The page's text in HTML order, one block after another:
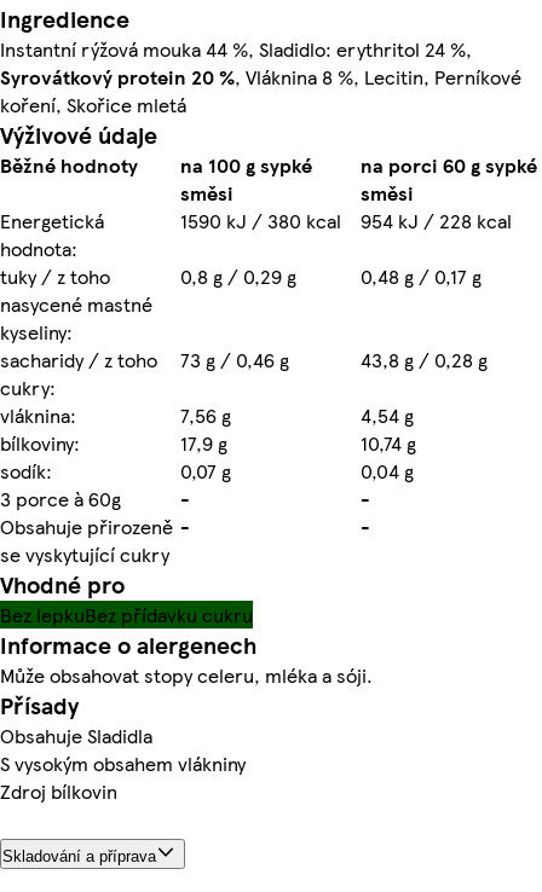
Ingredience
Instantní rýžová mouka 44 %, Sladidlo: erythritol 24 %,
Syrovátkový protein 20 %, Vláknina 8 %, Lecitin, Perníkové
koření, Skořice mletá
Výživové údaje
Běžné hodnoty
na 100 g sypké
směsi
na porci 60 g sypké
směsi
Energetická
hodnota:
1590 kJ / 380 kcal
954 kJ / 228 kcal
tuky / z toho
nasycené mastné
kyseliny:
0,8 g / 0,29 g 0,48 g / 0,17 g
sacharidy / z toho
cukry:
73 g / 0,46 g
43,8 g / 0,28 g
vláknina:
7,56 g
4,54 g
bílkoviny:
17,9 g
10,74 g
sodík:
0,07 g
0,04 g
3 porce à 60g
-
-
Obsahuje přirozeně
se vyskytující cukry
- -
Vhodné pro
Bez lepkuBez přídavku cukru
Informace o alergenech
Může obsahovat stopy celeru, mléka a sóji.
Přísady
Obsahuje Sladidla
S vysokým obsahem vlákniny
Zdroj bílkovin
Skladování a příprava